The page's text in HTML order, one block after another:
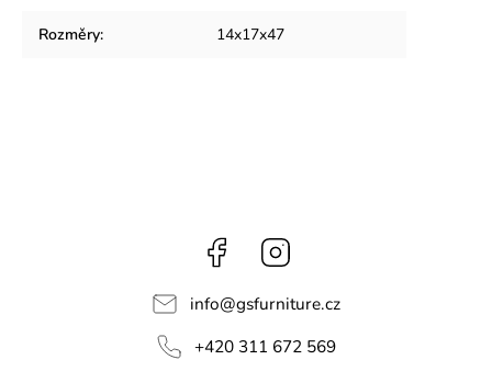
Rozměry: 14x17x47
Facebook
info@gsfurniture.cz
+420 311 672 569